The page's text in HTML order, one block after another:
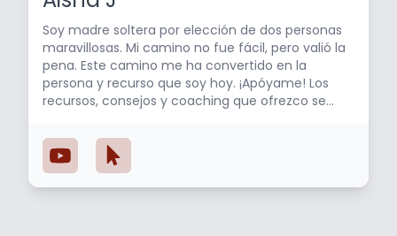
Soy madre soltera por elección de dos personas
maravillosas. Mi camino no fue fácil, pero valió la
pena. Este camino me ha convertido en la
persona y recurso que soy hoy. ¡Apóyame! Los
recursos, consejos y coaching que ofrezco se
comunidades de Madres Solteras por Elección,
adquiridos al ayudar a administrar y moderar dos
comunidades de Facebook para Madres Solteras
por Elección y en mi experiencia directa con: • IUI